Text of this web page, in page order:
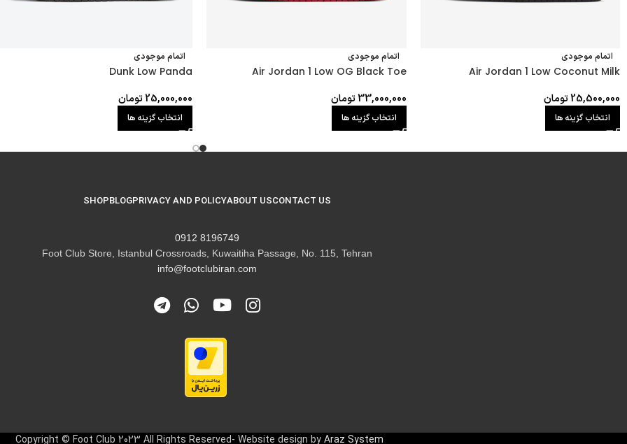
اتمام موجودی
Air Jordan 1 Low Coconut Milk
25,500,000تومان
انتخاب گزینه ها
اتمام موجودی
Air Jordan 1 Low OG Black Toe
33,000,000تومان
انتخاب گزینه ها
اتمام موجودی
Dunk Low Panda
25,000,000تومان
انتخاب گزینه ها
CONTACT US
ABOUT US
PRIVACY AND POLICY
BLOG
SHOP
8196749 0912
Foot Club Store, Istanbul Crossroads, Kuwaitiha Passage, No. 115, Tehran
info@footclubiran.com
Copyright © Foot Club 2023 All Rights Reserved- Website design byAraz System